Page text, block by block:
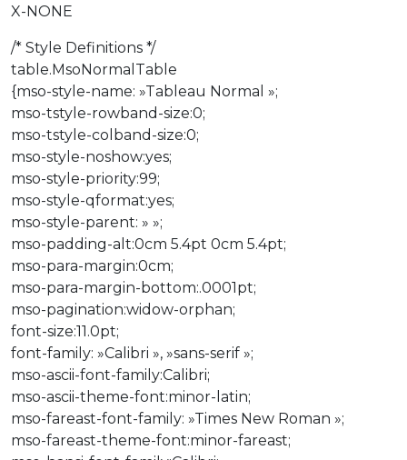
X-NONE
/* Style Definitions */
table.MsoNormalTable
{mso-style-name: »Tableau Normal »;
mso-tstyle-rowband-size:0;
mso-tstyle-colband-size:0;
mso-style-noshow:yes;
mso-style-priority:99;
mso-style-qformat:yes;
mso-style-parent: » »;
mso-padding-alt:0cm 5.4pt 0cm 5.4pt;
mso-para-margin:0cm;
mso-para-margin-bottom:.0001pt;
mso-pagination:widow-orphan;
font-size:11.0pt;
font-family: »Calibri », »sans-serif »;
mso-ascii-font-family:Calibri;
mso-ascii-theme-font:minor-latin;
mso-fareast-font-family: »Times New Roman »;
mso-fareast-theme-font:minor-fareast;